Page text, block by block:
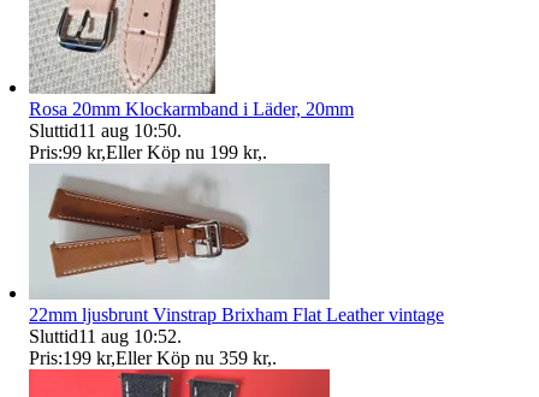
Rosa 20mm Klockarmband i Läder, 20mm
Sluttid11 aug 10:50.
Pris:99 kr,Eller Köp nu 199 kr,.
22mm ljusbrunt Vinstrap Brixham Flat Leather vintage
Sluttid11 aug 10:52.
Pris:199 kr,Eller Köp nu 359 kr,.